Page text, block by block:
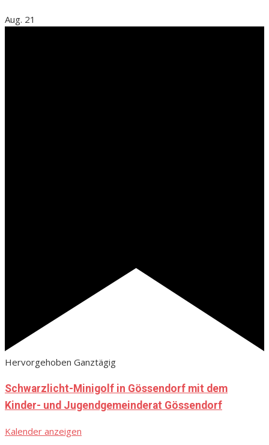
Aug. 21
Hervorgehoben Ganztägig
Schwarzlicht-Minigolf in Gössendorf mit dem
Kinder- und Jugendgemeinderat Gössendorf
Kalender anzeigen